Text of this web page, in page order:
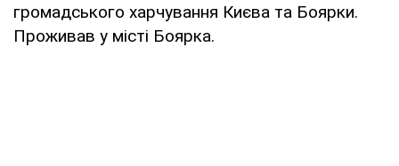
громадського харчування Києва та Боярки.
Проживав у місті Боярка.